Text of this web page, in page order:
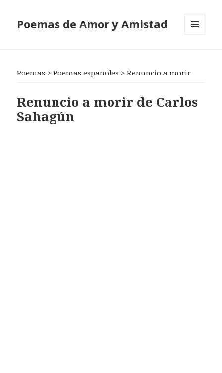
Poemas de Amor y Amistad
Poemas >Poemas españoles >Renuncio a morir
Renuncio a morir de Carlos
Sahagún